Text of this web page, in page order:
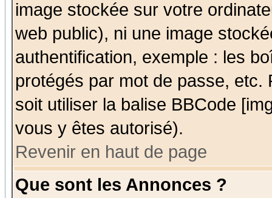
image stockée sur votre
web public), ni une image
authentification, exemple : les
protégés par mot de passe,
soit utiliser la balise BBCode
vous y êtes autorisé).
Revenir en haut de page
Que sont les Annonces ?